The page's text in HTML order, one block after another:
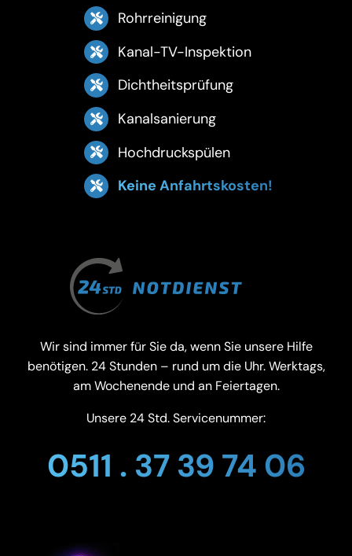
Rohrreinigung
Kanal-TV-Inspektion
Dichtheitsprüfung
Kanalsanierung
Hochdruckspülen
Keine Anfahrtskosten!
Wir sind immer für Sie da, wenn Sie unsere Hilfe
benötigen. 24 Stunden – rund um die Uhr. Werktags,
am Wochenende und an Feiertagen.
Unsere 24 Std. Servicenummer:
0511 . 37 39 74 06